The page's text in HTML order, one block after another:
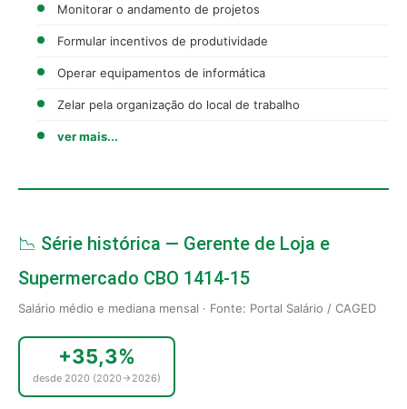
Monitorar o andamento de projetos
Formular incentivos de produtividade
Operar equipamentos de informática
Zelar pela organização do local de trabalho
ver mais...
📉 Série histórica — Gerente de Loja e
Supermercado CBO 1414-15
Salário médio e mediana mensal · Fonte: Portal Salário / CAGED
+35,3%
desde 2020 (2020→2026)